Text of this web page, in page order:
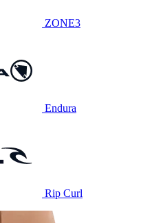
ZONE3
Endura
Rip Curl